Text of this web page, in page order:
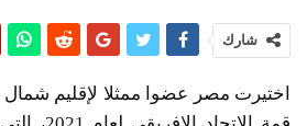
شارك
اختيرت مصر عضوا ممثلا لإقليم